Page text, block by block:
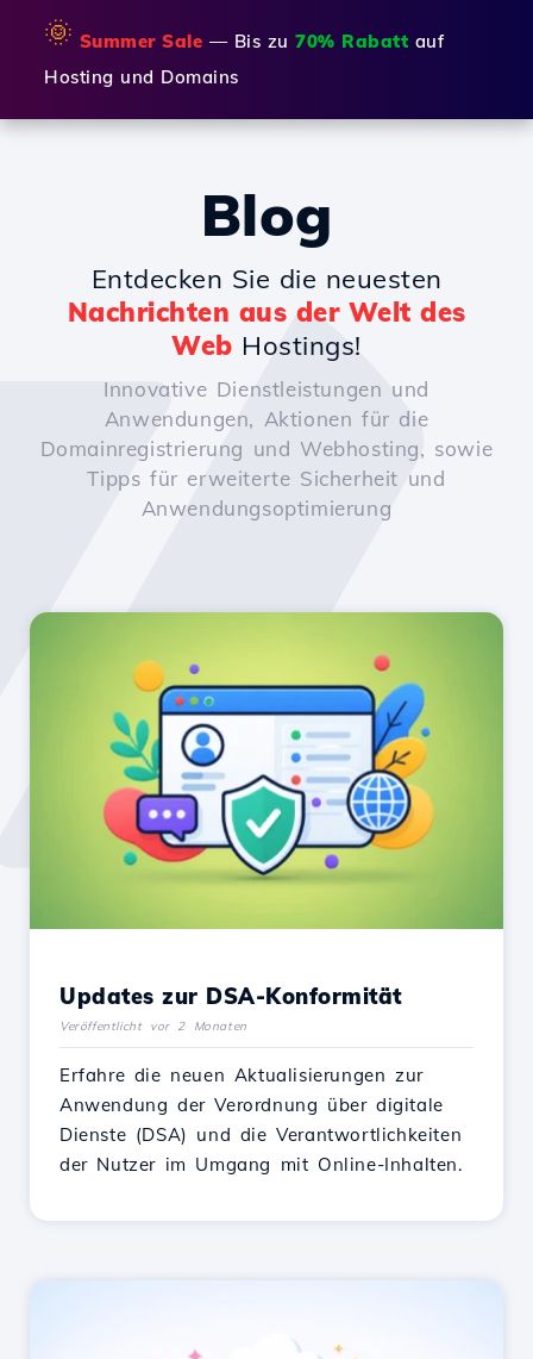
🌞 Summer Sale — Bis zu 70% Rabatt auf
Hosting und Domains
Blog
Entdecken Sie die neuesten
Nachrichten aus der Welt des
Web Hostings!
Innovative Dienstleistungen und
Anwendungen, Aktionen für die
Domainregistrierung und Webhosting, sowie
Tipps für erweiterte Sicherheit und
Anwendungsoptimierung
Updates zur DSA-Konformität
Veröffentlicht vor 2 Monaten
Erfahre die neuen Aktualisierungen zur
Anwendung der Verordnung über digitale
Dienste (DSA) und die Verantwortlichkeiten
der Nutzer im Umgang mit Online-Inhalten.